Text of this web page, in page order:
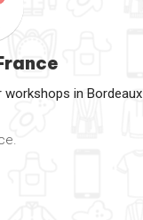
in Bordeaux